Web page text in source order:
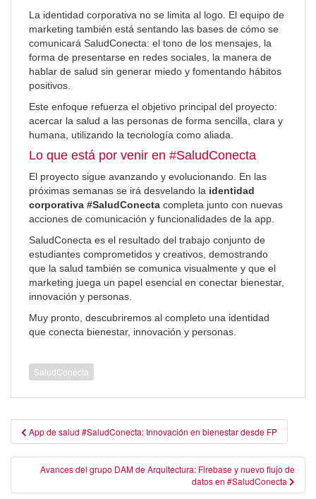
La identidad corporativa no se limita al logo. El equipo de
marketing también está sentando las bases de cómo se
comunicará SaludConecta: el tono de los mensajes, la
forma de presentarse en redes sociales, la manera de
hablar de salud sin generar miedo y fomentando hábitos
positivos.
Este enfoque refuerza el objetivo principal del proyecto:
acercar la salud a las personas de forma sencilla, clara y
humana, utilizando la tecnología como aliada.
Lo que está por venir en #SaludConecta
El proyecto sigue avanzando y evolucionando. En las
próximas semanas se irá desvelando la identidad
corporativa #SaludConecta completa junto con nuevas
acciones de comunicación y funcionalidades de la app.
SaludConecta es el resultado del trabajo conjunto de
estudiantes comprometidos y creativos, demostrando
que la salud también se comunica visualmente y que el
marketing juega un papel esencial en conectar bienestar,
innovación y personas.
Muy pronto, descubriremos al completo una identidad
que conecta bienestar, innovación y personas.
SaludConecta
Navegación
de
entradas
App de salud #SaludConecta: Innovación en bienestar desde FP
Avances del grupo DAM de Arquitectura: Firebase y nuevo flujo de
datos en #SaludConecta